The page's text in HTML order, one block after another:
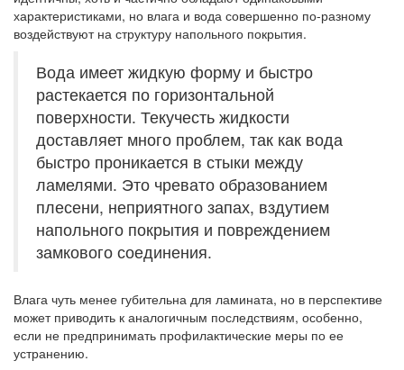
характеристиками, но влага и вода совершенно по-разному
воздействуют на структуру напольного покрытия.
Вода имеет жидкую форму и быстро
растекается по горизонтальной
поверхности. Текучесть жидкости
доставляет много проблем, так как вода
быстро проникается в стыки между
ламелями. Это чревато образованием
плесени, неприятного запах, вздутием
напольного покрытия и повреждением
замкового соединения.
Влага чуть менее губительна для ламината, но в перспективе
может приводить к аналогичным последствиям, особенно,
если не предпринимать профилактические меры по ее
устранению.